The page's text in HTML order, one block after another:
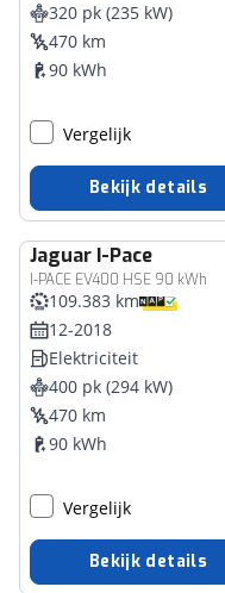
320 pk (235 kW)
470 km
90 kWh
Vergelijk
Bekijk details
Jaguar I-Pace
I-PACE EV400 HSE 90 kWh
109.383 km
12-2018
Elektriciteit
400 pk (294 kW)
470 km
90 kWh
Vergelijk
Bekijk details